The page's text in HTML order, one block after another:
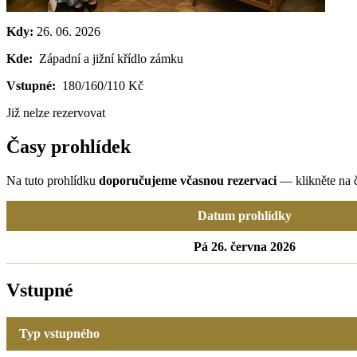
Kdy: 26. 06. 2026
Kde: Západní a jižní křídlo zámku
Vstupné: 180/160/110 Kč
Již nelze rezervovat
Časy prohlídek
Na tuto prohlídku doporučujeme včasnou rezervaci — klikněte na
Datum prohlídky
Pá 26. června 2026
Vstupné
Typ vstupného